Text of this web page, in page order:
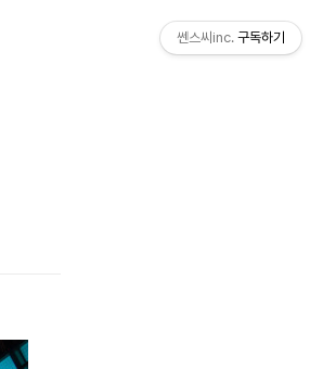
쎈스씨inc. 구독하기